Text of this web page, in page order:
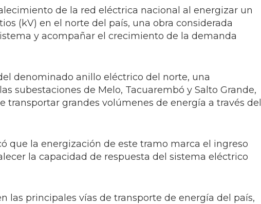
de la red eléctrica nacional al energizar un
(kV) en el norte del país, una obra considerada
y acompañar el crecimiento de la demanda
denominado anillo eléctrico del norte, una
subestaciones de Melo, Tacuarembó y Salto Grande,
transportar grandes volúmenes de energía a través del
que la energización de este tramo marca el ingreso
la capacidad de respuesta del sistema eléctrico
las principales vías de transporte de energía del país,